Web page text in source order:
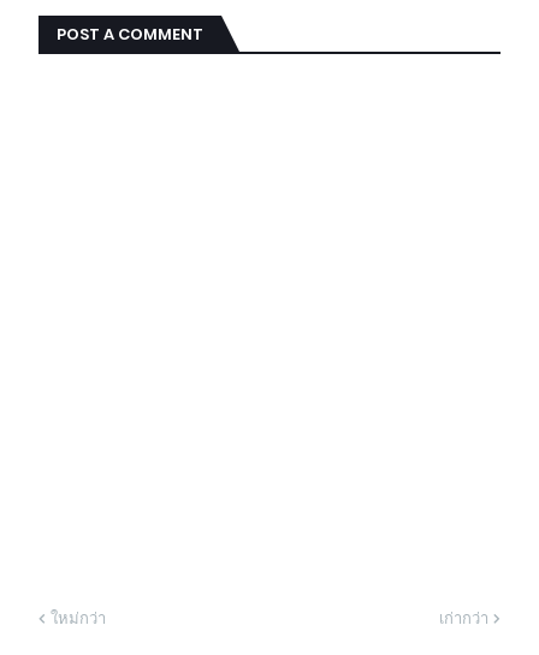
POST A COMMENT
ใหม่กว่า เก่ากว่า